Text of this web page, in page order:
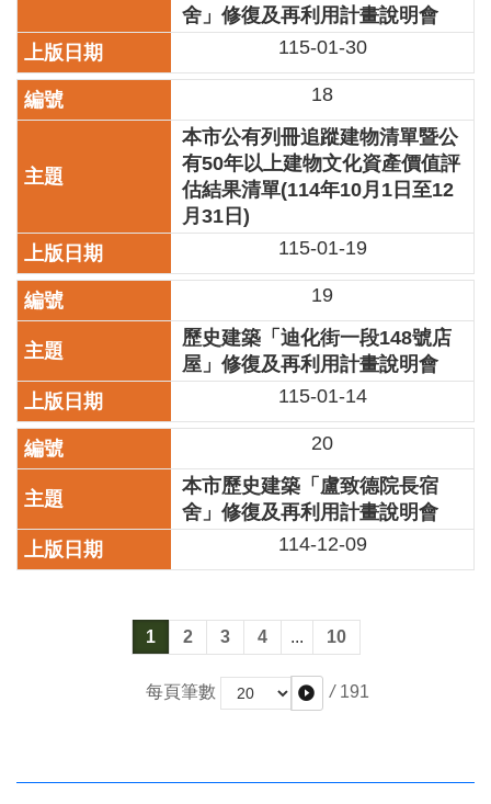
隱
私
權
護
政
資
訊
安
全
政
政
府
網
站
資
料
開
舍」修復及再利用計畫說明會
115-01-30
18
本市公有列冊追蹤建物清單暨公
有50年以上建物文化資產價值評
估結果清單(114年10月1日至12
月31日)
115-01-19
19
歷史建築「迪化街一段148號店
屋」修復及再利用計畫說明會
115-01-14
20
本市歷史建築「盧致德院長宿
舍」修復及再利用計畫說明會
114-12-09
1 2 3 4 ... 10
每頁筆數 / 191